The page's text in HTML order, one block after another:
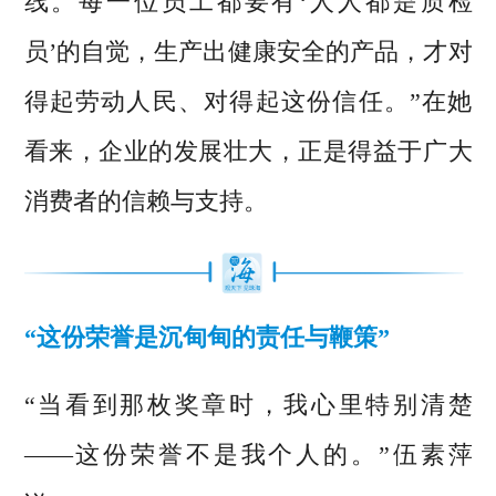
员’的自觉，生产出健康安全的产品，才对
得起劳动人民、对得起这份信任。”在她
看来，企业的发展壮大，正是得益于广大
消费者的信赖与支持。
“这份荣誉是沉甸甸的责任与鞭策”
“当看到那枚奖章时，我心里特别清楚
——这份荣誉不是我个人的。”伍素萍